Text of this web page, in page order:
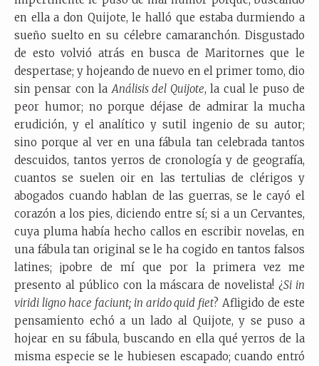
en ella a don Quijote, le halló que estaba durmiendo a
sueño suelto en su célebre camaranchón. Disgustado
de esto volvió atrás en busca de Maritornes que le
despertase; y hojeando de nuevo en el primer tomo, dio
sin pensar con la Análisis del Quijote, la cual le puso de
peor humor; no porque déjase de admirar la mucha
erudición, y el analítico y sutil ingenio de su autor;
sino porque al ver en una fábula tan celebrada tantos
descuidos, tantos yerros de cronología y de geografía,
cuantos se suelen oir en las tertulias de clérigos y
abogados cuando hablan de las guerras, se le cayó el
corazón a los pies, diciendo entre sí; si a un Cervantes,
cuya pluma había hecho callos en escribir novelas, en
una fábula tan original se le ha cogido en tantos falsos
latines; ¡pobre de mí que por la primera vez me
presento al público con la máscara de novelista! ¿Si in
viridi ligno hace faciunt; in arido quid fiet? Afligido de este
pensamiento echó a un lado al Quijote, y se puso a
hojear en su fábula, buscando en ella qué yerros de la
misma especie se le hubiesen escapado; cuando entró